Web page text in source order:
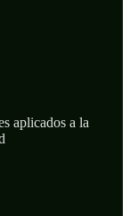
aplicados a la